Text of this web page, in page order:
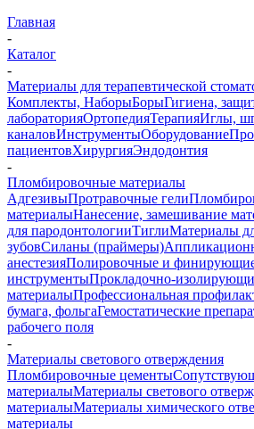
Главная
-
Каталог
-
Материалы для терапевтической
Комплекты, НаборыБорыГигиена,
лабораторияОртопедияТерапияИглы,
каналовИнструментыОборудование
пациентовХирургияЭндодонтия
-
Пломбировочные материалы
АдгезивыПротравочные гели
материалыНанесение, замешивание
для пародонтологииТиглиМатериалы
зубовСиланы (праймеры)
анестезияПолировочные и
инструментыПрокладочно-
материалыПрофессиональная
бумага, фольгаГемостатические
рабочего поля
-
Материалы светового отверждения
Пломбировочные цементы
материалыМатериалы светового
материалыМатериалы химического
материалы